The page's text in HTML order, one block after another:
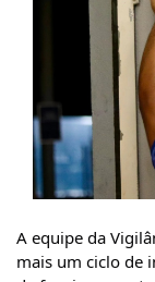
A equipe da
mais um ciclo de